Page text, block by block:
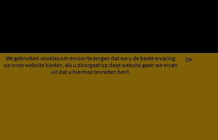
We gebruiken cookies om ervoor te zorgen dat we u de beste ervaring
op onze website bieden, als u doorgaat op deze website gaan we ervan
uit dat u hiermee tevreden bent.
OK